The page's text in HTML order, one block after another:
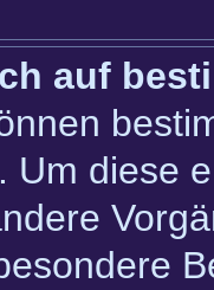
auf
Um diese